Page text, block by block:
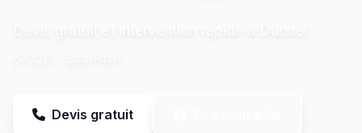
Devis gratuit